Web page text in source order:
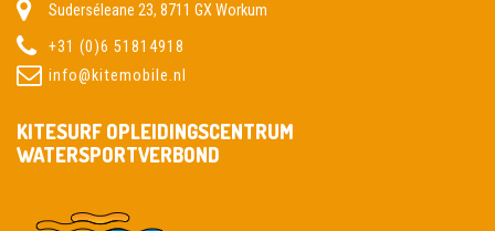
Suderséleane 23, 8711 GX Workum
+31 (0)6 51814918
info@kitemobile.nl
KITESURF OPLEIDINGSCENTRUM
WATERSPORTVERBOND